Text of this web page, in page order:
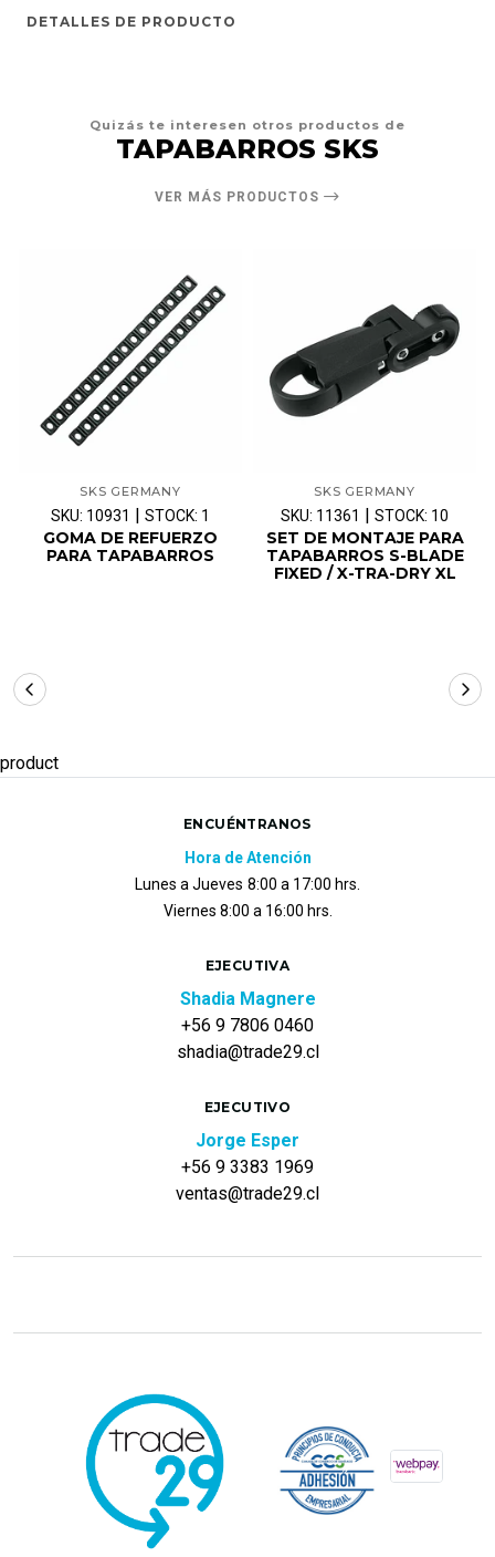
DETALLES DE PRODUCTO
Quizás te interesen otros productos de
TAPABARROS SKS
VER MÁS PRODUCTOS
SKS GERMANY
SKU: 10931 STOCK: 1
GOMA DE REFUERZO
PARA TAPABARROS
SKS GERMANY
SKU: 11361 STOCK: 10
SET DE MONTAJE PARA
TAPABARROS S-BLADE
FIXED / X-TRA-DRY XL
product
ENCUÉNTRANOS
Hora de Atención
Lunes a Jueves 8:00 a 17:00 hrs.
Viernes 8:00 a 16:00 hrs.
EJECUTIVA
Shadia Magnere
+56 9 7806 0460
shadia@trade29.cl
EJECUTIVO
Jorge Esper
+56 9 3383 1969
ventas@trade29.cl